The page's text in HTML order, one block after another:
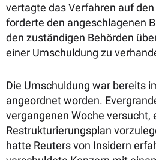
vertagte das Verfahren auf
forderte den angeschlagenen
den zuständigen Behörden
einer Umschuldung zu
Die Umschuldung war bereits
angeordnet worden.
vergangenen Woche versucht,
Restrukturierungsplan
hatte Reuters von Insidern